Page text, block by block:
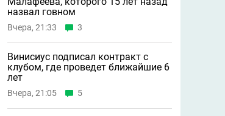
назвал говном
Вчера, 21:33 3
Винисиус подписал контракт с
клубом, где проведет ближайшие 6
лет
Вчера, 21:05 5